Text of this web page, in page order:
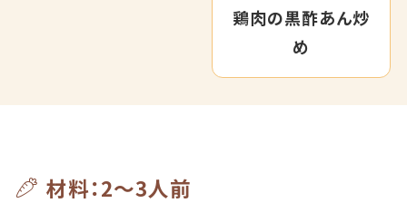
鶏肉の黒酢あん炒
め
材料：2～3人前